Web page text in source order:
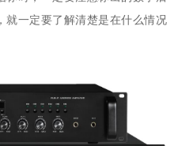
就一定要了解清楚是在什么情况